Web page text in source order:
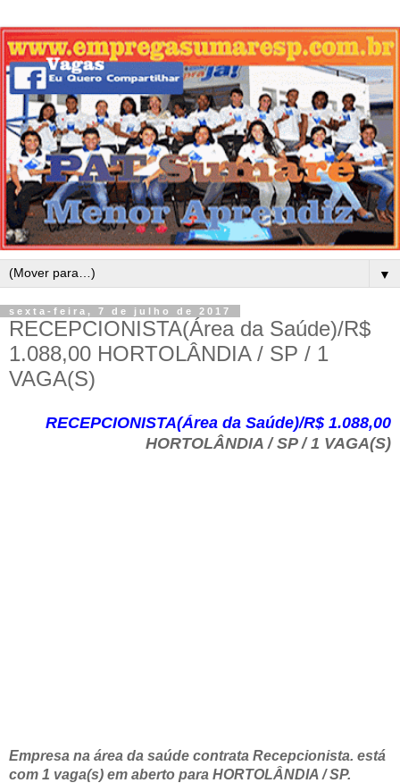
▼
sexta-feira, 7 de julho de 2017
RECEPCIONISTA(Área da Saúde)/R$
1.088,00 HORTOLÂNDIA / SP / 1
VAGA(S)
RECEPCIONISTA(Área da Saúde)/R$ 1.088,00
HORTOLÂNDIA / SP / 1 VAGA(S)
Empresa na área da saúde contrata Recepcionista. está
com 1 vaga(s) em aberto para HORTOLÂNDIA / SP.